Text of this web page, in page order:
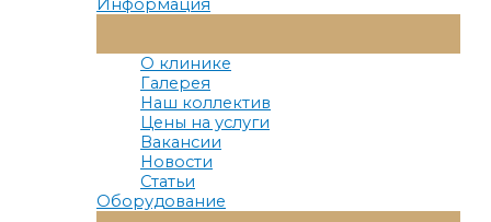
Информация
Меню
О клинике
Галерея
Наш коллектив
Цены на услуги
Вакансии
Новости
Статьи
Оборудование